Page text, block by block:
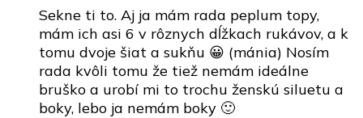
Sekne ti to. Aj ja mám rada peplum topy,
mám ich asi 6 v rôznych dĺžkach rukávov, a k
tomu dvoje šiat a sukňu 😀 (mánia) Nosím
rada kvôli tomu že tiež nemám ideálne
bruško a urobí mi to trochu ženskú siluetu a
boky, lebo ja nemám boky 🙂